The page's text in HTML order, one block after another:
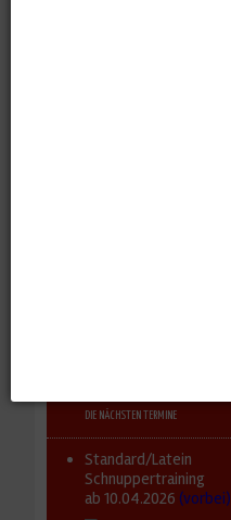
DIE NÄCHSTEN TERMINE
Standard/Latein
Schnuppertraining
ab 10.04.2026 (vorbei)